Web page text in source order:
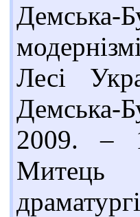
Демська-
Лесі
Демська-
2009. –
Митець